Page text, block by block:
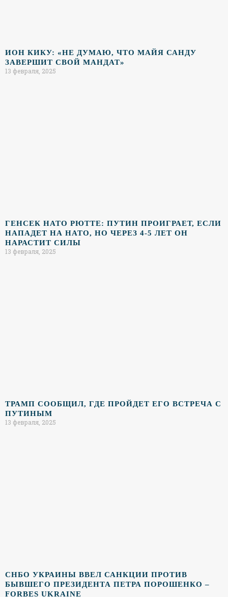
ИОН КИКУ: «НЕ ДУМАЮ, ЧТО МАЙЯ САНДУ
ЗАВЕРШИТ СВОЙ МАНДАТ»
13 февраля, 2025
ГЕНСЕК НАТО РЮТТЕ: ПУТИН ПРОИГРАЕТ, ЕСЛИ
НАПАДЕТ НА НАТО, НО ЧЕРЕЗ 4-5 ЛЕТ ОН
НАРАСТИТ СИЛЫ
13 февраля, 2025
ТРАМП CООБЩИЛ, ГДЕ ПРОЙДЕТ ЕГО ВСТРЕЧА С
ПУТИНЫМ
13 февраля, 2025
СНБО УКРАИНЫ ВВЕЛ САНКЦИИ ПРОТИВ
БЫВШЕГО ПРЕЗИДЕНТА ПЕТРА ПОРОШЕНКО –
FORBES UKRAINE